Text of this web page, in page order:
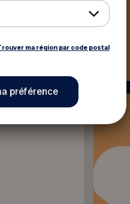
ma région par code postal